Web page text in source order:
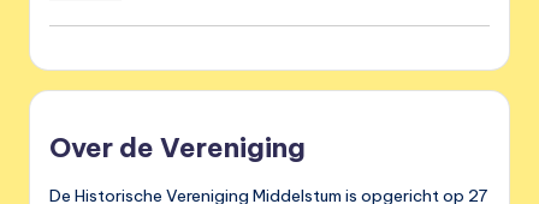
Over de Vereniging
De Historische Vereniging Middelstum is opgericht op 27